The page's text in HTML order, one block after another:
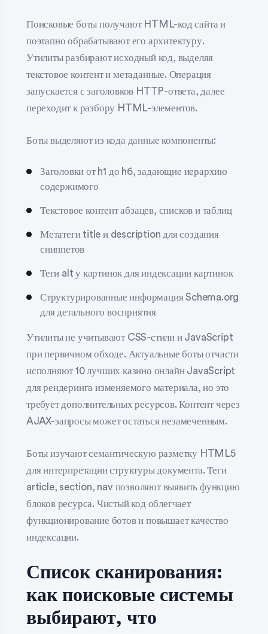
Поисковые боты получают HTML-код сайта и
поэтапно обрабатывают его архитектуру.
Утилиты разбирают исходный код, выделяя
текстовое контент и метаданные. Операция
запускается с заголовков HTTP-ответа, далее
переходит к разбору HTML-элементов.
Боты выделяют из кода данные компоненты:
Заголовки от h1 до h6, задающие иерархию
содержимого
Текстовое контент абзацев, списков и таблиц
Метатеги title и description для создания
сниппетов
Теги alt у картинок для индексации картинок
Структурированные информация Schema.org
для детального восприятия
Утилиты не учитывают CSS-стили и JavaScript
при первичном обходе. Актуальные боты отчасти
исполняют 10 лучших казино онлайн JavaScript
для рендеринга изменяемого материала, но это
требует дополнительных ресурсов. Контент через
AJAX-запросы может остаться незамеченным.
Боты изучают семантическую разметку HTML5
для интерпретации структуры документа. Теги
article, section, nav позволяют выявить функцию
блоков ресурса. Чистый код облегчает
функционирование ботов и повышает качество
индексации.
Список сканирования:
как поисковые системы
выбирают, что